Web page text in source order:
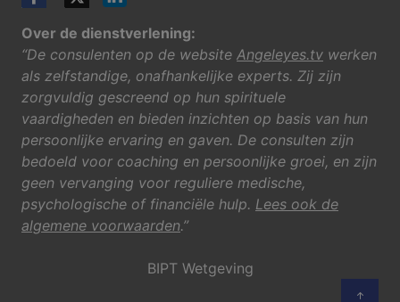
Over de dienstverlening:
“De consulenten op de website Angeleyes.tv werken
als zelfstandige, onafhankelijke experts. Zij zijn
zorgvuldig gescreend op hun spirituele
vaardigheden en bieden inzichten op basis van hun
persoonlijke ervaring en gaven. De consulten zijn
bedoeld voor coaching en persoonlijke groei, en zijn
geen vervanging voor reguliere medische,
psychologische of financiële hulp. Lees ook de
algemene voorwaarden.”
BIPT Wetgeving